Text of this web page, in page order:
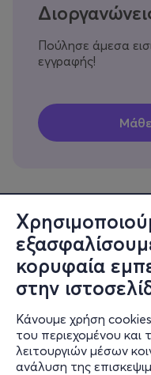
κορυφαία
στην
Κάνουμε χρήση
του περιεχομένου
λειτουργιών μέσων
ανάλυση της
Πούλησε άμεσα
εγγραφής!
Πληροφορίες
Υποστήριξη
Stay Connected